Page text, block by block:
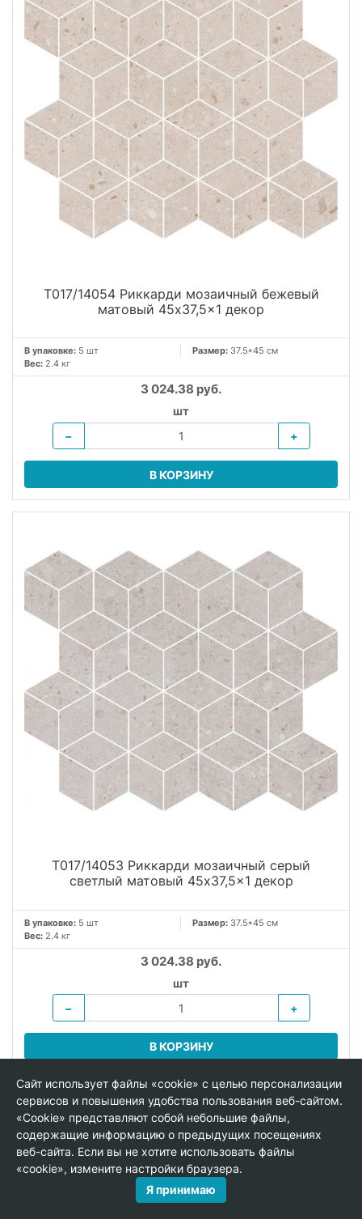
T017/14054 Риккарди мозаичный бежевый
матовый 45x37,5x1 декор
В упаковке: 5 шт Размер: 37.5*45 см
Вес: 2.4 кг
3 024.38 руб.
шт
−
+
В КОРЗИНУ
T017/14053 Риккарди мозаичный серый
светлый матовый 45x37,5x1 декор
В упаковке: 5 шт Размер: 37.5*45 см
Вес: 2.4 кг
3 024.38 руб.
шт
−
+
В КОРЗИНУ
ПАННО
Сайт использует файлы «cookie» с целью персонализации
сервисов и повышения удобства пользования веб-сайтом.
«Cookie» представляют собой небольшие файлы,
содержащие информацию о предыдущих посещениях
веб-сайта. Если вы не хотите использовать файлы
«cookie», измените настройки браузера.
Я принимаю